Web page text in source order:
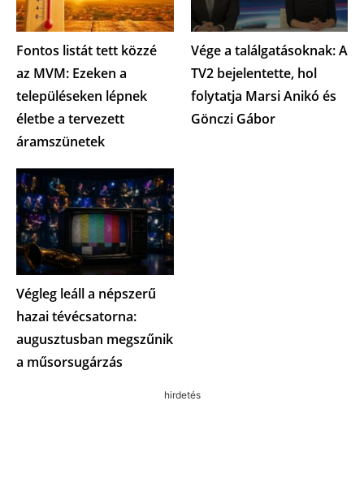
Fontos listát tett közzé
az MVM: Ezeken a
településeken lépnek
életbe a tervezett
áramszünetek
Vége a találgatásoknak: A
TV2 bejelentette, hol
folytatja Marsi Anikó és
Gönczi Gábor
Végleg leáll a népszerű
hazai tévécsatorna:
augusztusban megszűnik
a műsorsugárzás
hirdetés